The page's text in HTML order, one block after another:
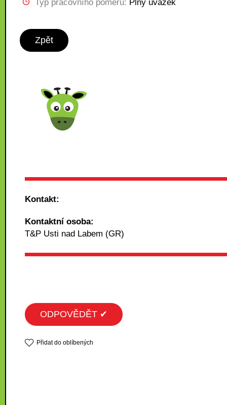
Typ pracovního poměru: Plný úvazek
Zpět
Kontakt:
Kontaktní osoba:
T&P Usti nad Labem (GR)
ODPOVĚDĚT ✔
Přidat do oblíbených